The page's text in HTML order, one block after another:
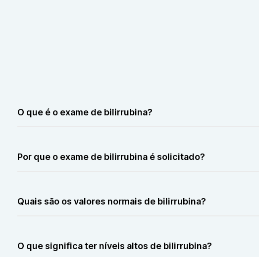
O que é o exame de bilirrubina?
Por que o exame de bilirrubina é solicitado?
Quais são os valores normais de bilirrubina?
O que significa ter níveis altos de bilirrubina?